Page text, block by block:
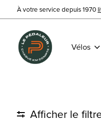
À votre service depuis 1970
Vélos
Afficher le